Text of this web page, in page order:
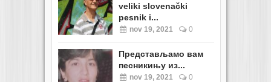
veliki slovenački
pesnik i...
nov 19, 2021 0
Представљамо вам
песникињу из...
nov 19, 2021 0